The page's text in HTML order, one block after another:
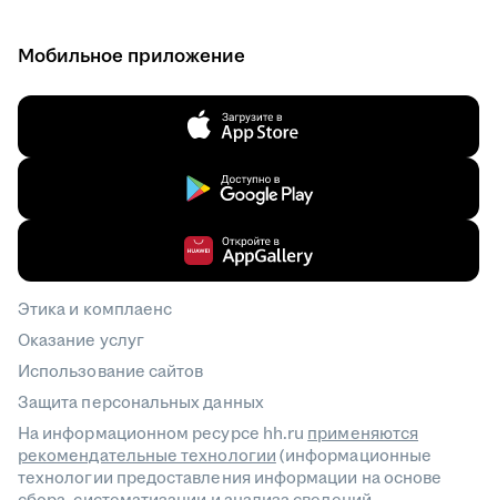
Мобильное приложение
Этика и комплаенс
Оказание услуг
Использование сайтов
Защита персональных данных
На информационном ресурсе hh.ru применяются
рекомендательные технологии(информационные
технологии предоставления информации на основе